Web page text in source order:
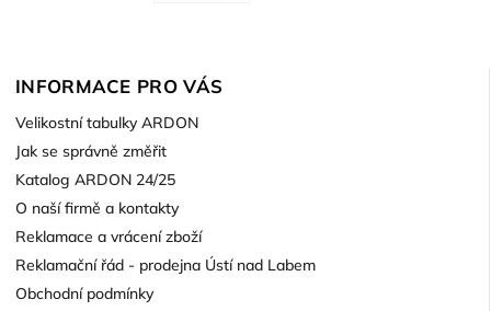
INFORMACE PRO VÁS
Velikostní tabulky ARDON
Jak se správně změřit
Katalog ARDON 24/25
O naší firmě a kontakty
Reklamace a vrácení zboží
Reklamační řád - prodejna Ústí nad Labem
Obchodní podmínky